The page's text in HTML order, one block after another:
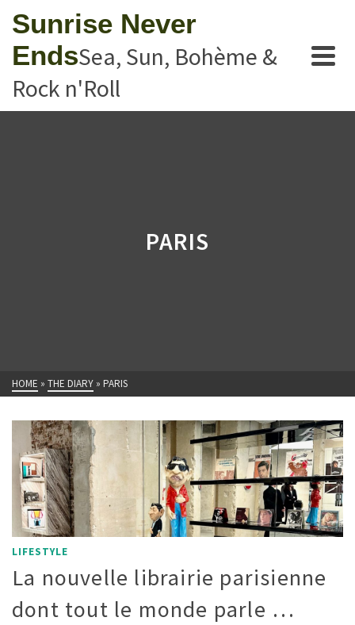
Sunrise Never
EndsSea, Sun, Bohème &
Rock n'Roll
PARIS
HOME » THE DIARY » PARIS
LIFESTYLE
La nouvelle librairie parisienne
dont tout le monde parle …